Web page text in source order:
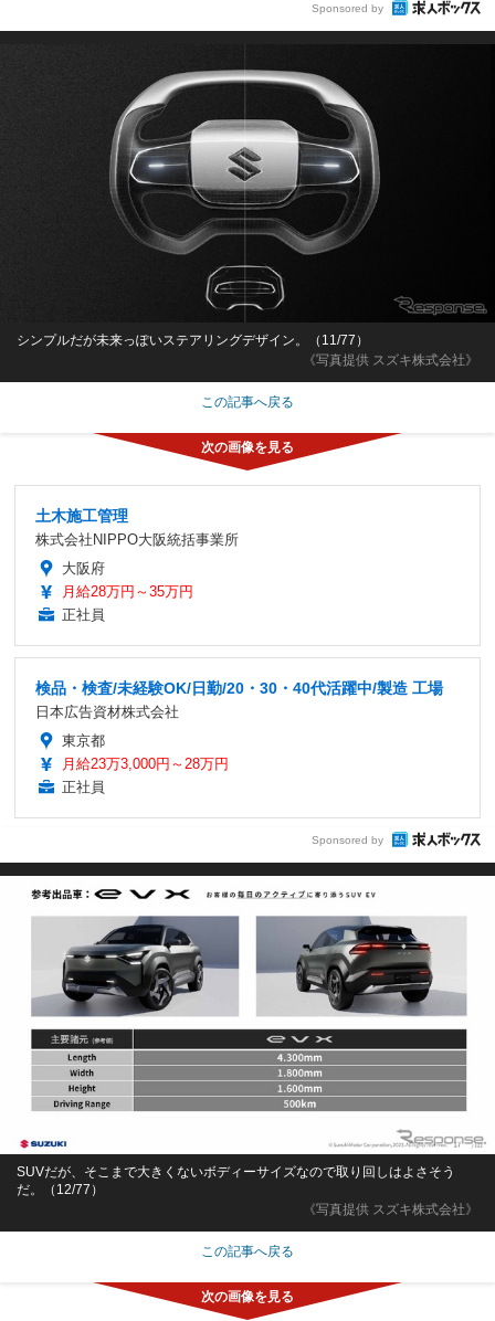
Sponsored by
《写真提供 スズキ株式会社》
シンプルだが未来っぽいステアリングデザイン。（11/77）
この記事へ戻る
土木施工管理
株式会社NIPPO大阪統括事業所
大阪府
月給28万円～35万円
正社員
検品・検査/未経験OK/日勤/20・30・40代活躍中/製造 工場
日本広告資材株式会社
東京都
月給23万3,000円～28万円
正社員
Sponsored by
《写真提供 スズキ株式会社》
SUVだが、そこまで大きくないボディーサイズなので取り回しはよさそう
だ。（12/77）
この記事へ戻る